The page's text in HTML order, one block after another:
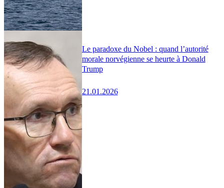
Le paradoxe du Nobel : quand l’autorité
morale norvégienne se heurte à Donald
Trump
21.01.2026